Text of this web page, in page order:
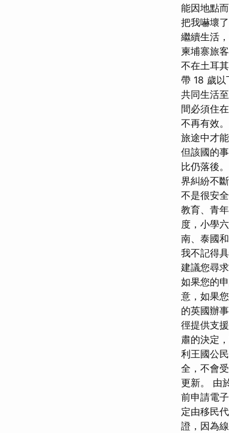
能因地點
把我嚇壞
繼續生活
柬埔寨旅
不在土耳
帶 18 歲以
共同生活
間必須住
不再有效
旅途中才
但該國的
比仍落後
界糾紛不
不是很安
教育、青
度，小學
南、泰國
我不記得
建議您尋
如果您的
意，如果
的英國辦
徑提供支
肅的決定
利王國公
全，不會
更新。 由
前申請電
定由移民
證，因為